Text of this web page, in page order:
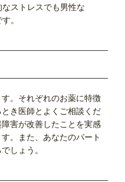
ストレスでも男性な
。
。それぞれのお薬に特徴
き医師とよくご相談くだ
害が改善したことを実感
。また、あなたのパート
しょう。